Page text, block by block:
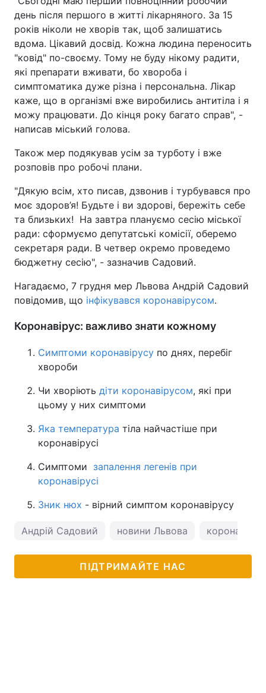
день після першого в житті лікарняного. За 15
років ніколи не хворів так, щоб залишатись
вдома. Цікавий досвід. Кожна людина переносить
"ковід" по-своєму. Тому не буду нікому радити,
які препарати вживати, бо хвороба і
симптоматика дуже різна і персональна. Лікар
каже, що в організмі вже виробились антитіла і я
можу працювати. До кінця року багато справ", -
написав міський голова.
Також мер подякував усім за турботу і вже
розповів про робочі плани.
"Дякую всім, хто писав, дзвонив і турбувався про
моє здоров’я! Будьте і ви здорові, бережіть себе
та близьких! На завтра плануємо сесію міської
ради: сформуємо депутатські комісії, оберемо
секретаря ради. В четвер окремо проведемо
бюджетну сесію", - зазначив Садовий.
Нагадаємо, 7 грудня мер Львова Андрій Садовий
повідомив, що інфікувався коронавірусом.
Коронавірус: важливо знати кожному
Симптоми коронавірусу по днях, перебіг
хвороби
Чи хворіють діти коронавірусом, які при
цьому у них симптоми
Яка температура тіла найчастіше при
коронавірусі
Симптоми запалення легенів при
коронавірусі
Зник нюх - вірний симптом коронавірусу
Андрій Садовий новини Львова коронавірус
ПІДТРИМАЙТЕ НАС